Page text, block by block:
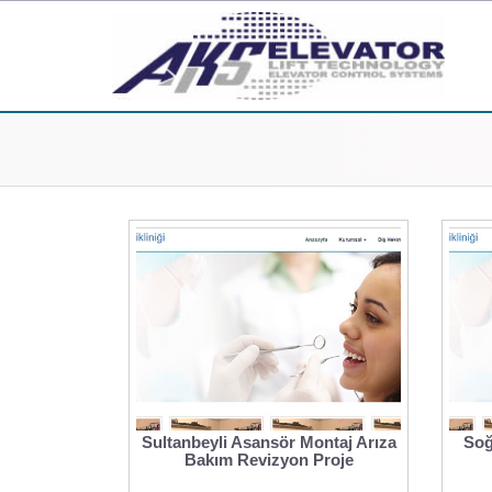
Sultanbeyli Asansör Montaj Arıza
Bakım Revizyon Proje